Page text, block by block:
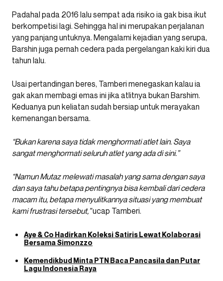
Padahal pada 2016 lalu sempat ada risiko ia gak bisa ikut
berkompetisi lagi. Sehingga hal ini merupakan perjalanan
yang panjang untuknya. Mengalami kejadian yang serupa,
Barshin juga pernah cedera pada pergelangan kaki kiri dua
tahun lalu.
Usai pertandingan beres, Tamberi menegaskan kalau ia
gak akan membagi emas ini jika atlitnya bukan Barshim.
Keduanya pun keliatan sudah bersiap untuk merayakan
kemenangan bersama.
“Bukan karena saya tidak menghormati atlet lain. Saya
sangat menghormati seluruh atlet yang ada di sini.”
“Namun Mutaz melewati masalah yang sama dengan saya
dan saya tahu betapa pentingnya bisa kembali dari cedera
macam itu, betapa menyulitkannya situasi yang membuat
kami frustrasi tersebut,”ucap Tamberi.
Aye & Co Hadirkan Koleksi Satiris Lewat Kolaborasi
Bersama Simonzzo
Kemendikbud Minta PTN Baca Pancasila dan Putar
Lagu Indonesia Raya